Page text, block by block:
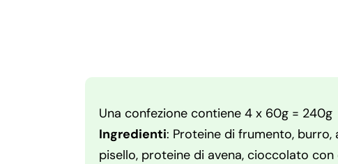
Una confezione contiene 4 x 60g = 240g
Ingredienti: Proteine di frumento,
pisello, proteine di avena, cioccolato